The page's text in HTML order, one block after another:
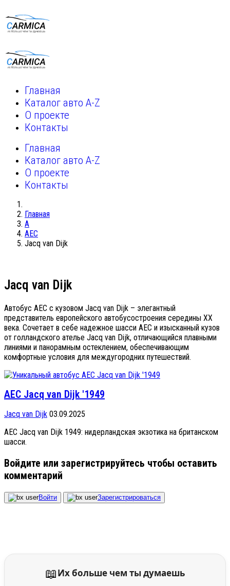
Главная
Каталог авто A-Z
О проекте
Контакты
Главная
Каталог авто A-Z
О проекте
Контакты
Главная
A
AEC
Jacq van Dijk
Jacq van Dijk
Автобус AEC с кузовом Jacq van Dijk – элегантный
представитель европейского автобусостроения середины XX
века. Сочетает в себе надежное шасси AEC и изысканный кузов
от голландского ателье Jacq van Dijk, отличающийся плавными
линиями и панорамным остеклением, обеспечивающим
комфортные условия для междугородних путешествий.
AEC Jacq van Dijk '1949
Jacq van Dijk 03.09.2025
AEC Jacq van Dijk 1949: нидерландская экзотика на британском
шасси.
Войдите или зарегистрируйтесь чтобы оставить
комментарий
Войти Зарегистрироваться
📖Их больше чем ты думаешь